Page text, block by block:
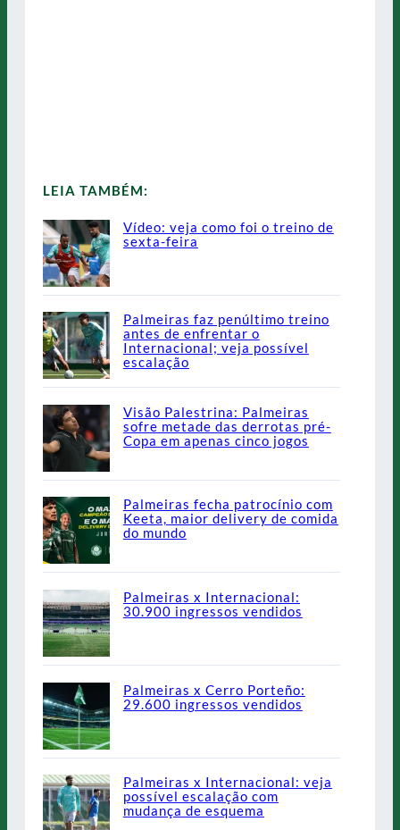
LEIA TAMBÉM:
Vídeo: veja como foi o treino de
sexta-feira
Palmeiras faz penúltimo treino
antes de enfrentar o
Internacional; veja possível
escalação
Visão Palestrina: Palmeiras
sofre metade das derrotas pré-
Copa em apenas cinco jogos
Palmeiras fecha patrocínio com
Keeta, maior delivery de comida
do mundo
Palmeiras x Internacional:
30.900 ingressos vendidos
Palmeiras x Cerro Porteño:
29.600 ingressos vendidos
Palmeiras x Internacional: veja
possível escalação com
mudança de esquema